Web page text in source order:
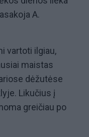
A.
vartoti ilgiau,
maistas
dėžutėse
Likučius į
greičiau po